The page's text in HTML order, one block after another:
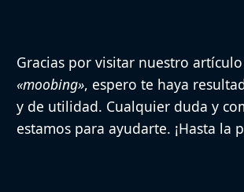
Gracias por visitar nuestro
«moobing», espero te haya
y de utilidad. Cualquier duda y
estamos para ayudarte. ¡Hasta la